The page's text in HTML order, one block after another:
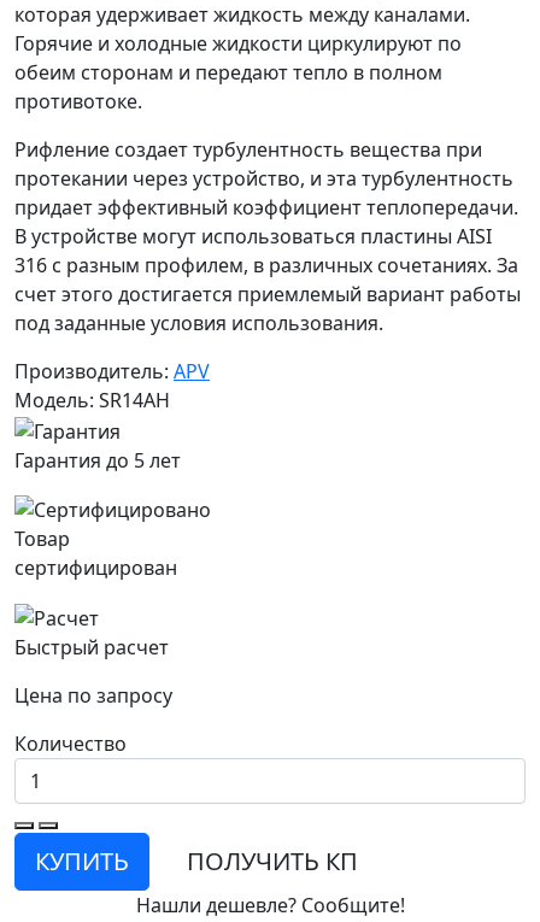
которая удерживает жидкость между каналами.
Горячие и холодные жидкости циркулируют по
обеим сторонам и передают тепло в полном
противотоке.
Рифление создает турбулентность вещества при
протекании через устройство, и эта турбулентность
придает эффективный коэффициент теплопередачи.
В устройстве могут использоваться пластины AISI
316 с разным профилем, в различных сочетаниях. За
счет этого достигается приемлемый вариант работы
под заданные условия использования.
Производитель: APV
Модель: SR14AH
Гарантия до 5 лет
Товар
сертифицирован
Быстрый расчет
Цена по запросу
Количество
КУПИТЬ ПОЛУЧИТЬ КП
Нашли дешевле? Сообщите!